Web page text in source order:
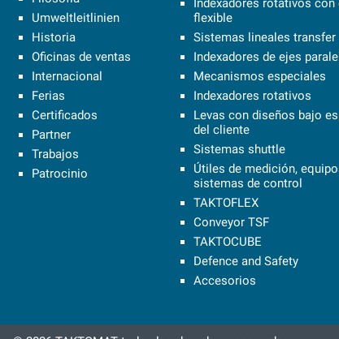
Umweltleitlinien
Historia
Oficinas de ventas
Internacional
Ferias
Certificados
Partner
Trabajos
Patrocinio
Indexadores rotativos
flexible
Sistemas lineales transfer
Indexadores de ejes
Mecanismos especiales
Indexadores rotativos
Levas con diseños bajo
del cliente
Sistemas shuttle
Útiles de medición,
sistemas de control
TAKTOFLEX
Conveyor TSF
TAKTOCUBE
Defence and Safety
Accesorios